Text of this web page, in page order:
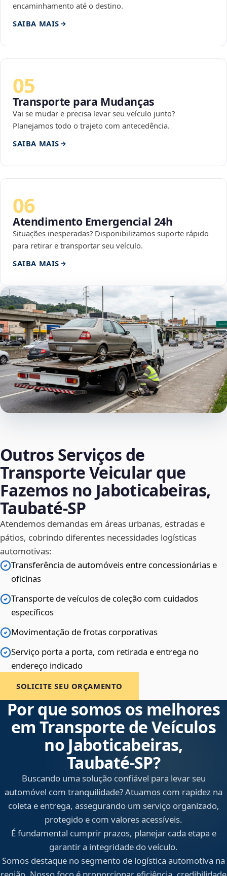
encaminhamento até o destino.
SAIBA MAIS
05
Transporte para Mudanças
Vai se mudar e precisa levar seu veículo junto?
Planejamos todo o trajeto com antecedência.
SAIBA MAIS
06
Atendimento Emergencial 24h
Situações inesperadas? Disponibilizamos suporte rápido
para retirar e transportar seu veículo.
SAIBA MAIS
Outros Serviços de
Transporte Veicular que
Fazemos no Jaboticabeiras,
Taubaté‑SP
Atendemos demandas em áreas urbanas, estradas e
pátios, cobrindo diferentes necessidades logísticas
automotivas:
Transferência de automóveis entre concessionárias e
oficinas
Transporte de veículos de coleção com cuidados
específicos
Movimentação de frotas corporativas
Serviço porta a porta, com retirada e entrega no
endereço indicado
SOLICITE SEU ORÇAMENTO
Por que somos os melhores
em Transporte de Veículos
no Jaboticabeiras,
Taubaté‑SP?
Buscando uma solução confiável para levar seu
automóvel com tranquilidade? Atuamos com rapidez na
coleta e entrega, assegurando um serviço organizado,
protegido e com valores acessíveis.
É fundamental cumprir prazos, planejar cada etapa e
garantir a integridade do veículo.
Somos destaque no segmento de logística automotiva na